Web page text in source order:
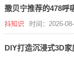
撒贝宁推荐的478呼
抖知识 时间：2026-
DIY打造沉浸式3D